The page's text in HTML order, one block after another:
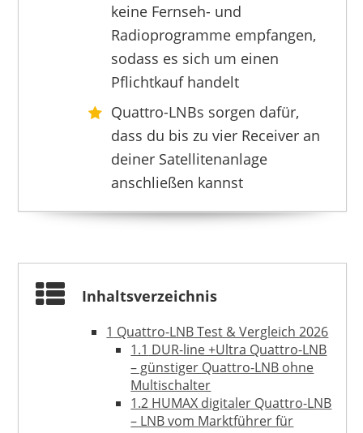
HB-DIGITAL
keine Fernseh- und
Radioprogramme empfangen,
sodass es sich um einen
Pflichtkauf handelt
Quattro-LNBs sorgen dafür,
dass du bis zu vier Receiver an
deiner Satellitenanlage
anschließen kannst
Inhaltsverzeichnis
1 Quattro-LNB Test & Vergleich 2026
1.1 DUR-line +Ultra Quattro-LNB
– günstiger Quattro-LNB ohne
Multischalter
1.2 HUMAX digitaler Quattro-LNB
– LNB vom Marktführer für